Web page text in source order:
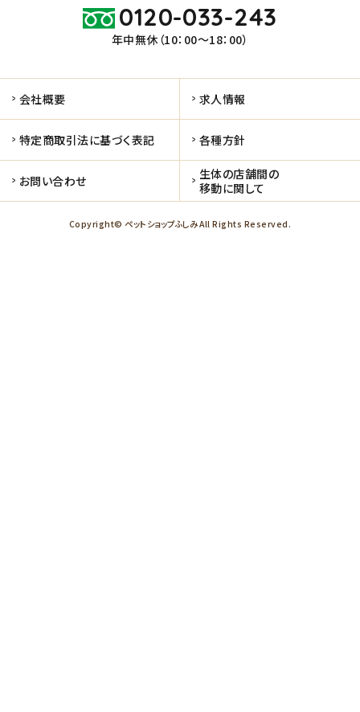
0120-033-243
年中無休（10：00～18：00）
会社概要 求人情報
特定商取引法に基づく表記 各種方針
お問い合わせ
生体の店舗間の
移動に関して
Copyright© ペットショップふしみ All Rights Reserved.